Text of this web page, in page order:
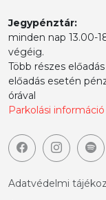
Jegypénztár:
minden nap 13.00-
végéig.
Több részes
előadás esetén
órával
Parkolási információ
Adatvédelmi